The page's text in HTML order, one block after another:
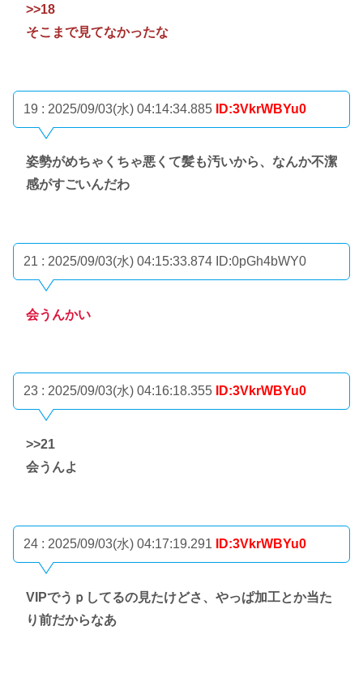
>>18
そこまで見てなかったな
19 : 2025/09/03(水) 04:14:34.885 ID:3VkrWBYu0
姿勢がめちゃくちゃ悪くて髪も汚いから、なんか不潔
感がすごいんだわ
21 : 2025/09/03(水) 04:15:33.874 ID:0pGh4bWY0
会うんかい
23 : 2025/09/03(水) 04:16:18.355 ID:3VkrWBYu0
>>21
会うんよ
24 : 2025/09/03(水) 04:17:19.291 ID:3VkrWBYu0
VIPでうｐしてるの見たけどさ、やっぱ加工とか当た
り前だからなあ